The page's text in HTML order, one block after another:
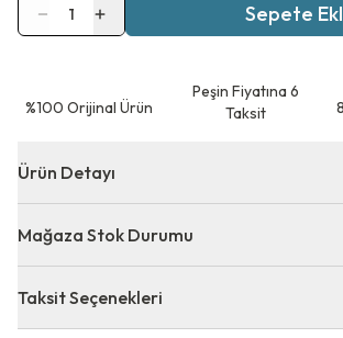
1 Sepete
⁠%100 Orijinal Ürün
Peşin Fiyatına 6
Taksit
Ürün Detayı
Mağaza Stok Durumu
Taksit Seçenekleri